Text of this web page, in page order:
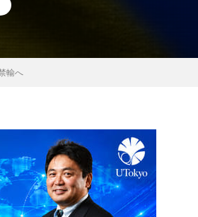
輸へ